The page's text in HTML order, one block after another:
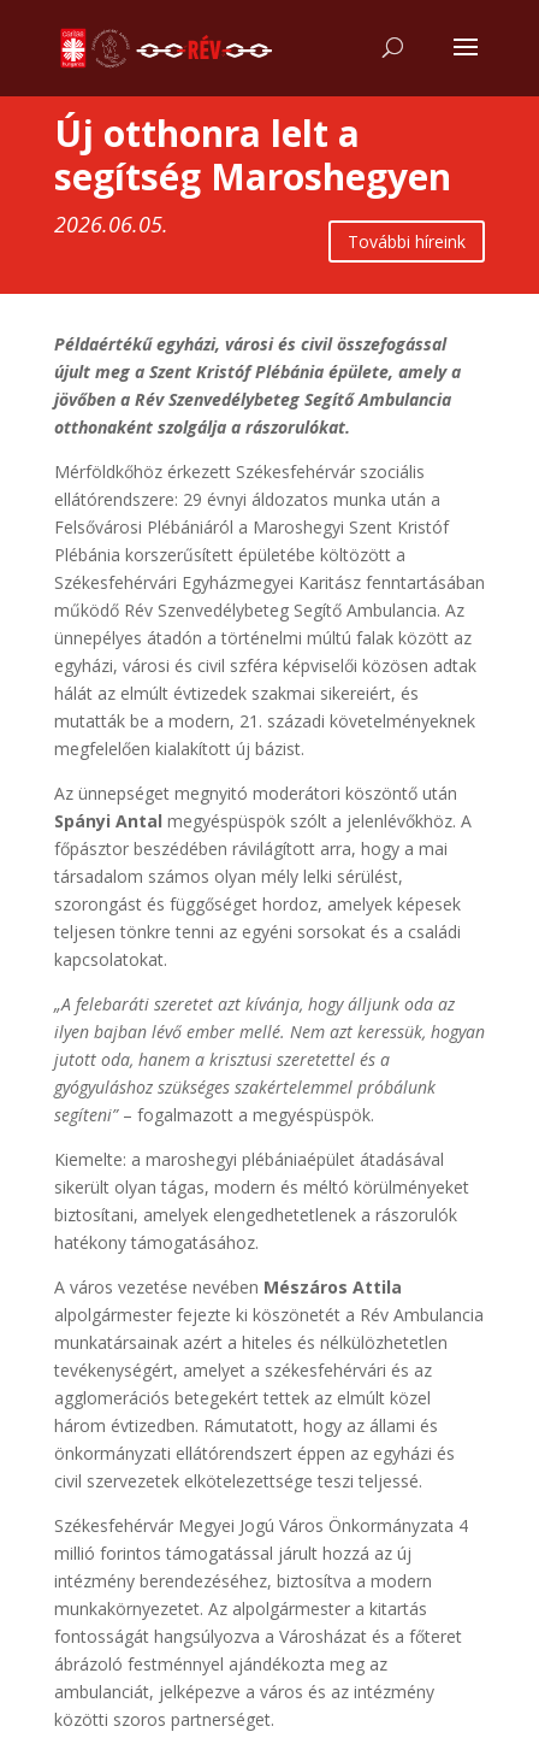
Új otthonra lelt a
segítség Maroshegyen
2026.06.05.
További híreink
Példaértékű egyházi, városi és civil összefogással
újult meg a Szent Kristóf Plébánia épülete, amely a
jövőben a Rév Szenvedélybeteg Segítő Ambulancia
otthonaként szolgálja a rászorulókat.
Mérföldkőhöz érkezett Székesfehérvár szociális
ellátórendszere: 29 évnyi áldozatos munka után a
Felsővárosi Plébániáról a Maroshegyi Szent Kristóf
Plébánia korszerűsített épületébe költözött a
Székesfehérvári Egyházmegyei Karitász fenntartásában
működő Rév Szenvedélybeteg Segítő Ambulancia. Az
ünnepélyes átadón a történelmi múltú falak között az
egyházi, városi és civil szféra képviselői közösen adtak
hálát az elmúlt évtizedek szakmai sikereiért, és
mutatták be a modern, 21. századi követelményeknek
megfelelően kialakított új bázist.
Az ünnepséget megnyitó moderátori köszöntő után
Spányi Antal megyéspüspök szólt a jelenlévőkhöz. A
főpásztor beszédében rávilágított arra, hogy a mai
társadalom számos olyan mély lelki sérülést,
szorongást és függőséget hordoz, amelyek képesek
teljesen tönkre tenni az egyéni sorsokat és a családi
kapcsolatokat.
„A felebaráti szeretet azt kívánja, hogy álljunk oda az
ilyen bajban lévő ember mellé. Nem azt keressük, hogyan
jutott oda, hanem a krisztusi szeretettel és a
gyógyuláshoz szükséges szakértelemmel próbálunk
segíteni”– fogalmazott a megyéspüspök.
Kiemelte: a maroshegyi plébániaépület átadásával
sikerült olyan tágas, modern és méltó körülményeket
biztosítani, amelyek elengedhetetlenek a rászorulók
hatékony támogatásához.
A város vezetése nevében Mészáros Attila
alpolgármester fejezte ki köszönetét a Rév Ambulancia
munkatársainak azért a hiteles és nélkülözhetetlen
tevékenységért, amelyet a székesfehérvári és az
agglomerációs betegekért tettek az elmúlt közel
három évtizedben. Rámutatott, hogy az állami és
önkormányzati ellátórendszert éppen az egyházi és
civil szervezetek elkötelezettsége teszi teljessé.
Székesfehérvár Megyei Jogú Város Önkormányzata 4
millió forintos támogatással járult hozzá az új
intézmény berendezéséhez, biztosítva a modern
munkakörnyezetet. Az alpolgármester a kitartás
fontosságát hangsúlyozva a Városházat és a főteret
ábrázoló festménnyel ajándékozta meg az
ambulanciát, jelképezve a város és az intézmény
közötti szoros partnerséget.